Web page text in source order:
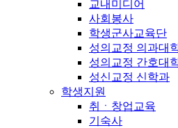
교내미디어
사회봉사
학생군사교육단
성의교정 의과대
성의교정 간호대
성신교정 신학과
학생지원
취ㆍ창업교육
기숙사